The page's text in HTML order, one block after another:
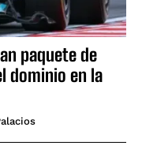
paquete de
dominio en la